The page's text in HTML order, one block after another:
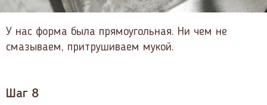
У нас форма была прямоугольная. Ни чем не
смазываем, притрушиваем мукой.
Шаг 8